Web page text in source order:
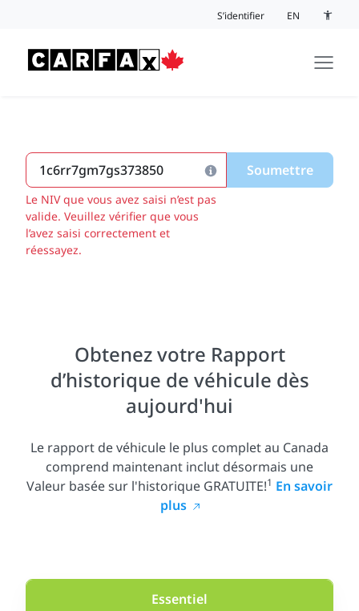
S’identifier
EN
Le NIV que vous avez saisi n’est pas
valide. Veuillez vérifier que vous
l’avez saisi correctement et
réessayez.
Soumettre
Obtenez votre Rapport
d’historique de véhicule dès
aujourd'hui
Le rapport de véhicule le plus complet au Canada
comprend maintenant inclut désormais une
Valeur basée sur l'historique GRATUITE!1 En savoir
plus
Essentiel